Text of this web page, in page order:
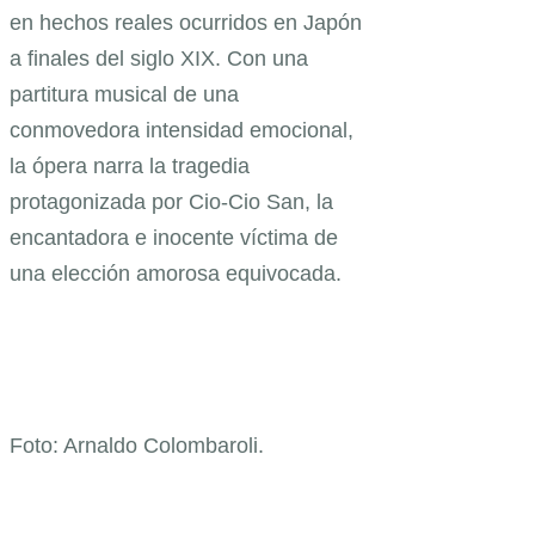
en hechos reales ocurridos en Japón
a finales del siglo XIX. Con una
partitura musical de una
conmovedora intensidad emocional,
la ópera narra la tragedia
protagonizada por Cio-Cio San, la
encantadora e inocente víctima de
una elección amorosa equivocada.
Foto: Arnaldo Colombaroli.